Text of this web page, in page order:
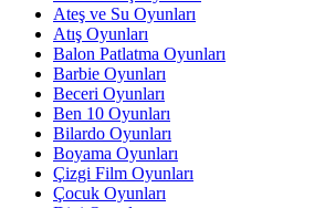
Ateş ve Su Oyunları
Atış Oyunları
Balon Patlatma Oyunları
Barbie Oyunları
Beceri Oyunları
Ben 10 Oyunları
Bilardo Oyunları
Boyama Oyunları
Çizgi Film Oyunları
Çocuk Oyunları